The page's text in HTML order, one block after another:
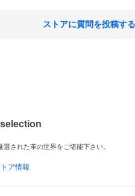
ストアに質問を投稿する
された革の世界をご堪能下さい。
ア情報